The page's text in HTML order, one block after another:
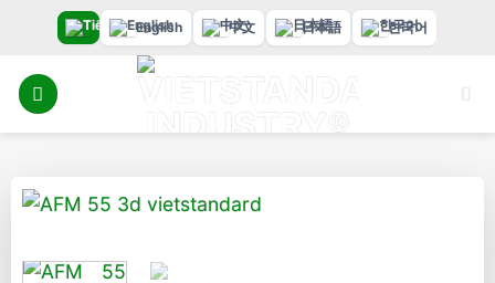
nội
dung
English 中文 日本語 한국어